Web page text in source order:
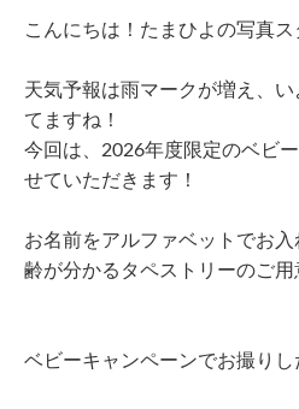
こんにちは！たまひよの写真ス
天気予報は雨マークが増え、
てますね！
今回は、2026年度限定のベビ
せていただきます！
お名前をアルファベットでお
齢が分かるタペストリーのご用
ベビーキャンペーンでお撮りし